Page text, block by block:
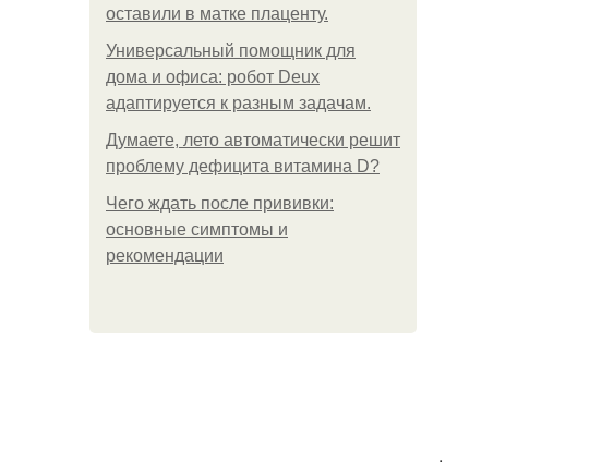
оставили в матке плаценту.
Универсальный помощник для
дома и офиса: робот Deux
адаптируется к разным задачам.
Думаете, лето автоматически решит
проблему дефицита витамина D?
Чего ждать после прививки:
основные симптомы и
рекомендации
.